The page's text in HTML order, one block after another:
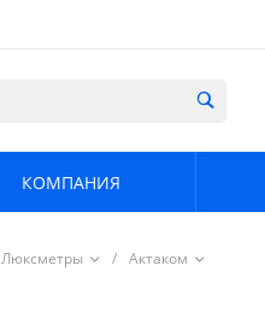
КОМПАНИЯ
Люксметры / Актаком